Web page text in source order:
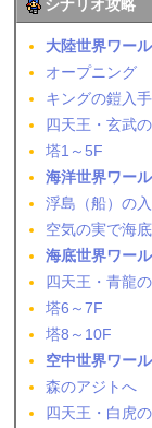
シナリオ攻略
大陸世界ワー
オープニング
キングの鎧入手
四天王・玄武
塔1～5F
海洋世界ワー
浮島（船）の
空気の実で海
海底世界ワー
四天王・青龍
塔6～7F
塔8～10F
空中世界ワー
森のアジトへ
四天王・白虎